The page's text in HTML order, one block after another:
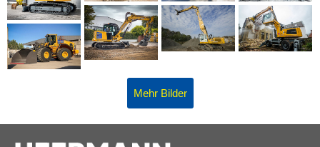
Mehr Bilder